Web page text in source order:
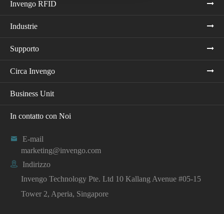
Invengo RFID
Industrie
Supporto
Circa Invengo
Business Unit
In contatto con Noi

E-mail
marketing@invengo.com

Indirizzo
Invengo Technology Pte. Ltd 10 Kallang Avenue #05-15
Tower 2, Aperia, Singapore